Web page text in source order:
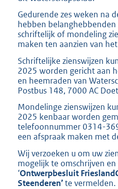
Gedurende zes weken na
hebben
schriftelijk of mondeling
maken ten aanzien van
Schriftelijke zienswijzen
2025 worden gericht aan
en heemraden van
Postbus 148, 7000 AC
Mondelinge zienswijzen
2025 kenbaar worden
telefoonnummer 0314-
een afspraak maken met
Wij verzoeken u om uw
mogelijk te omschrijven
‘Ontwerpbesluit
Steenderen’te vermelden.